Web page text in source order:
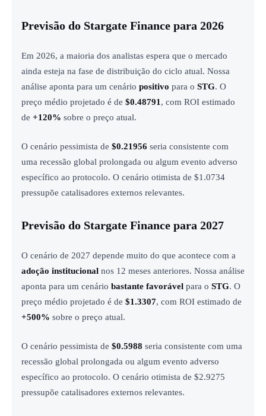
Previsão do Stargate Finance para 2026
Em 2026, a maioria dos analistas espera que o mercado
ainda esteja na fase de distribuição do ciclo atual. Nossa
análise aponta para um cenário positivo para o STG. O
preço médio projetado é de $0.48791 , com ROI estimado
de +120% sobre o preço atual.
O cenário pessimista de $0.21956 seria consistente com
uma recessão global prolongada ou algum evento adverso
específico ao protocolo. O cenário otimista de $1.0734
pressupõe catalisadores externos relevantes.
Previsão do Stargate Finance para 2027
O cenário de 2027 depende muito do que acontece com a
adoção institucional nos 12 meses anteriores. Nossa análise
aponta para um cenário bastante favorável para o STG. O
preço médio projetado é de $1.3307, com ROI estimado de
+500% sobre o preço atual.
O cenário pessimista de $0.5988 seria consistente com uma
recessão global prolongada ou algum evento adverso
específico ao protocolo. O cenário otimista de $2.9275
pressupõe catalisadores externos relevantes.